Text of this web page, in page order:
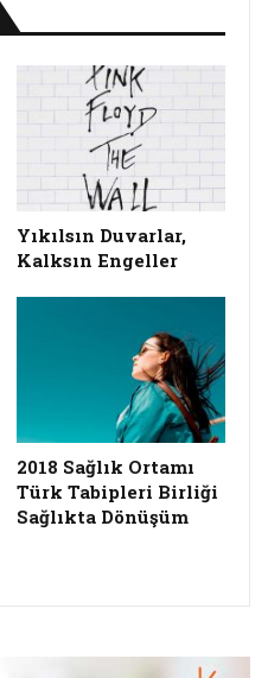
Yıkılsın Duvarlar,
Kalksın Engeller
2018 Sağlık Ortamı
Türk Tabipleri Birliği
Sağlıkta Dönüşüm